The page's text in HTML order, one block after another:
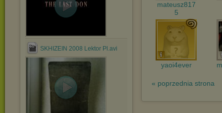
SKHIZEIN 2008 Lektor Pl.avi
mateusz817
5
yaoi4ever
« poprzednia strona